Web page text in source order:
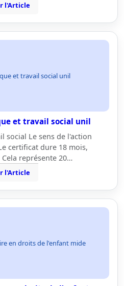
l'Article
et travail social unil
et travail social unil
social Le sens de l'action
certificat dure 18 mois,
représente 20…
l'Article
en droits de l'enfant mide